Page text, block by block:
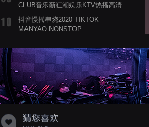
CLUB音乐新狂潮娱乐KTV热播高清
抖音慢摇串烧2020 TIKTOK
MANYAO NONSTOP
蝉爸爸妈妈爱存在夏天的风是想你的
声音啊